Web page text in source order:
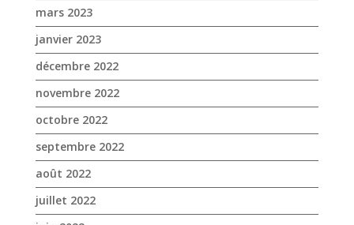
septembre 2022
août 2022
juillet 2022
juin 2022
mai 2022
avril 2022
mars 2022
février 2022